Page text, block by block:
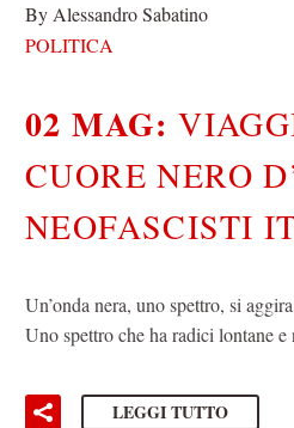
By Alessandro Sabatino
POLITICA
02 MAG:
CUORE NERO
NEOFASCISTI
Un’onda nera, uno spettro, si
Uno spettro che ha radici lontane
LEGGI TUTTO